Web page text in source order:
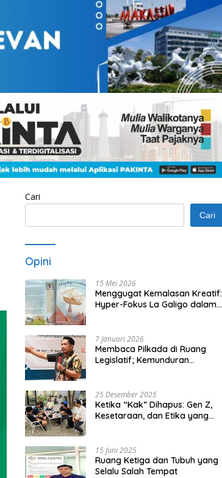
Cari
Cari
Opini
15 Mei 2026
Menggugat Kemalasan Kreatif:
Hyper-Fokus La Galigo dalam
7 Januari 2026
Membaca Pilkada di Ruang
Legislatif; Kemunduran
25 Desember 2025
Ketika “Kak” Dihapus: Gen Z,
Kesetaraan, dan Etika yang
15 Juni 2025
Ruang Ketiga dan Tubuh yang
Selalu Salah Tempat